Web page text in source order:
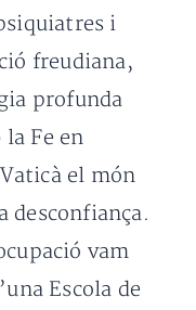
i
freudiana,
profunda
Fe en
el món
desconfiança.
vam
Escola de